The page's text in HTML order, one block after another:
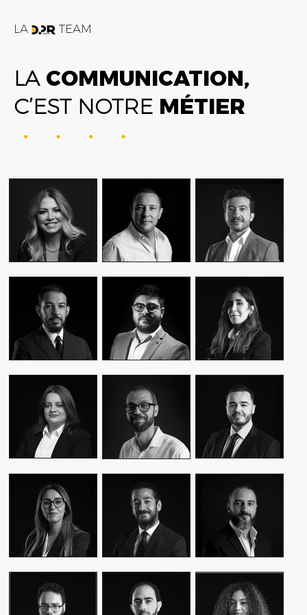
LA TEAM
LACOMMUNICATION,
C’EST NOTRE MÉTIER
FATIME ZOHRA
OUTAGHANI
CEO & FOUNDER
ALEX AXIOTIS
CEO & FOUNDER
AMIN FARES
GENERAL
MANAGER
WASSIM KASSARI
CHIEF FINANCIAL
OFFICER
MALIK IRAQI
MANAGING
DIRECTOR
YASMINE MYRIAM
DIRECTOR OF
OPERATIONS –
PUBLIC RELATIONS
MOUNA EL AZIM
DIRECTOR OF
OPERATIONS
AMINE LAGSSIR
STRATEGY
DIRECTOR
KARIM BENKIRAN
CHIEF CREATIVE
OFFICER
MEKHTOUME
PMO CHANGE &
WALID BAHYA
BUSINESS LEAD
GROUP
SAMI SABER
MEDIA RELATIONS
DIRECTOR